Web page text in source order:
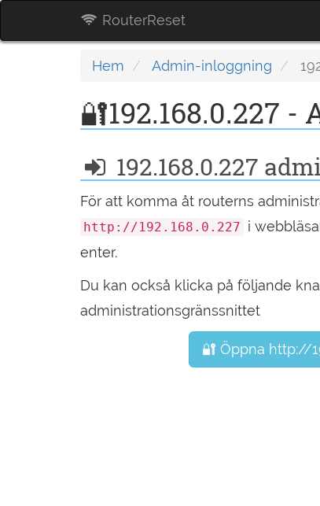
RouterReset
Hem Admin-inloggning
🔐192.168.0.227
192.168.0.227
För att komma åt routerns
http://192.168.0.227 i
enter.
Du kan också klicka på följande
administrationsgränssnittet
🔐 Öppna http://